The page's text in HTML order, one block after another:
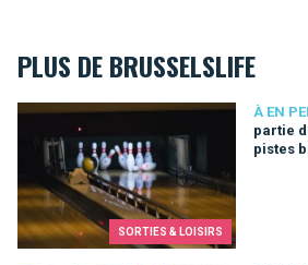
PLUS DE BRUSSELSLIFE
SORTIES & LOISIRS
À EN
partie
pistes
Une partie de bowling ? Strikez les